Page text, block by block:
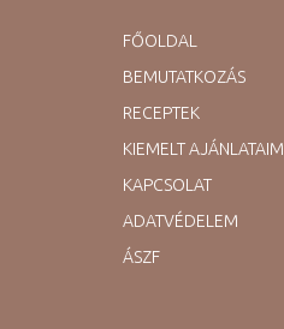
FŐOLDAL
BEMUTATKOZÁS
RECEPTEK
KIEMELT AJÁNLATAIM
KAPCSOLAT
ADATVÉDELEM
ÁSZF